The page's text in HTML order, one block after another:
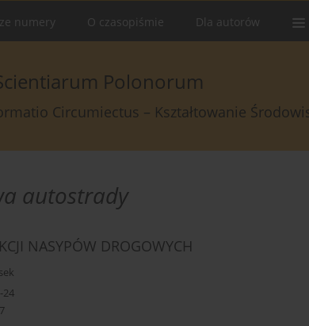
numery O czasopiśmie Dla autorów
Polonorum
Circumiectus – Kształtowanie
autostrady
NASYPÓW DROGOWYCH
24